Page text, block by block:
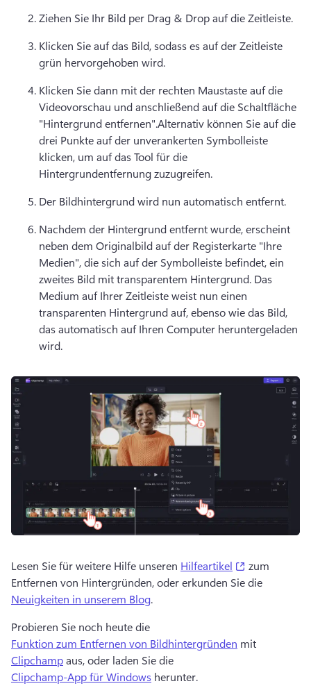
Ziehen Sie Ihr Bild per Drag & Drop auf die Zeitleiste.
Klicken Sie auf das Bild, sodass es auf der Zeitleiste
grün hervorgehoben wird.
Klicken Sie dann mit der rechten Maustaste auf die
Videovorschau und anschließend auf die Schaltfläche
"Hintergrund entfernen".Alternativ können Sie auf die
drei Punkte auf der unverankerten Symbolleiste
klicken, um auf das Tool für die
Hintergrundentfernung zuzugreifen.
Der Bildhintergrund wird nun automatisch entfernt.
Nachdem der Hintergrund entfernt wurde, erscheint
neben dem Originalbild auf der Registerkarte "Ihre
Medien", die sich auf der Symbolleiste befindet, ein
zweites Bild mit transparentem Hintergrund. Das
Medium auf Ihrer Zeitleiste weist nun einen
transparenten Hintergrund auf, ebenso wie das Bild,
das automatisch auf Ihren Computer heruntergeladen
wird.
Lesen Sie für weitere Hilfe unseren Hilfeartikel (opens in a
zum
Entfernen von Hintergründen, oder erkunden Sie die
Neuigkeiten in unserem Blog.
Probieren Sie noch heute die
Funktion zum Entfernen von Bildhintergründen mit
Clipchamp aus, oder laden Sie die
Clipchamp-App für Windows herunter.